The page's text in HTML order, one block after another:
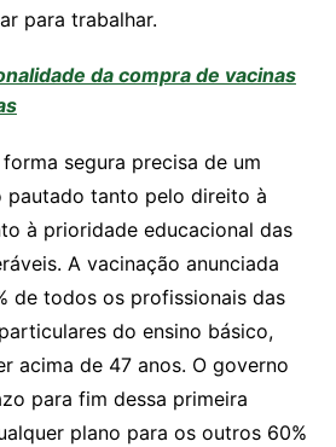
para trabalhar.
da compra de vacinas
segura precisa de um
pautado tanto pelo direito à
à prioridade educacional das
A vacinação anunciada
de todos os profissionais das
do ensino básico,
acima de 47 anos. O governo
para fim dessa primeira
plano para os outros 60%